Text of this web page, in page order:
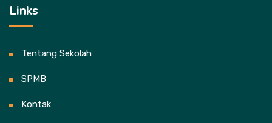
Links
Tentang Sekolah
SPMB
Kontak